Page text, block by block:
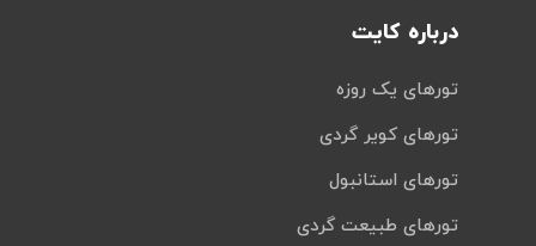
درباره کایت
تورهای یک روزه
تورهای کویر گردی
تورهای استانبول
تورهای طبیعت گردی